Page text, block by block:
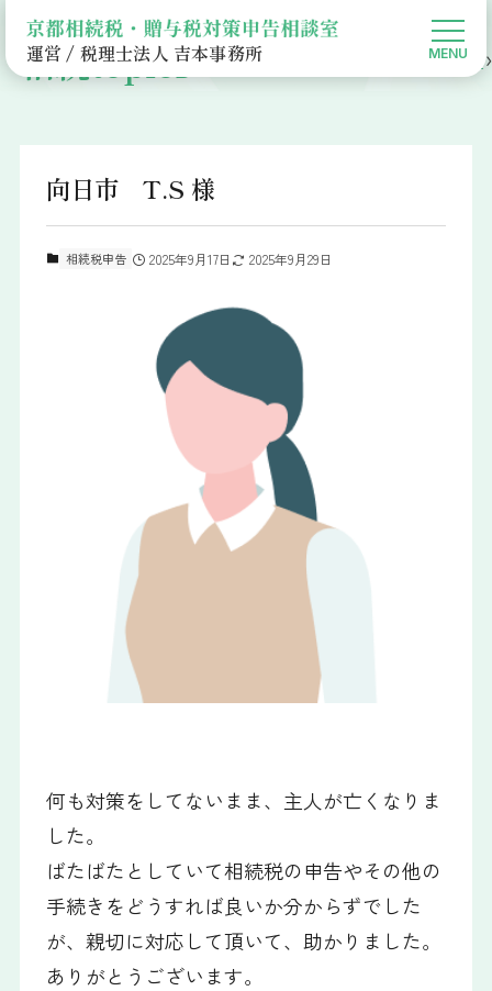
運営 / 税理士法人 吉本事務所
相続topics
京都相続税・贈与税対策申告相談室HOME 相続税申告
向日市 T.S 様
相続税申告 2025年9月17日 2025年9月29日
何も対策をしてないまま、主人が亡くなりま
した。
ばたばたとしていて相続税の申告やその他の
手続きをどうすれば良いか分からずでした
が、親切に対応して頂いて、助かりました。
ありがとうございます。